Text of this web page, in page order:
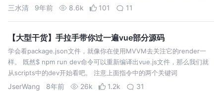
本文从 Vue SSR 实现开始，逐渐复盘整个事件。两周前就预告了要写一
三水清 9年前 8.6k 101 11
【大型干货】手拉手带你过一遍vue部分源码
学会看package.json文件，就像你在使用MVVM去关注它的render一
样。 既然$ npm run dev命令可以重新编译出vue.js文件，那么我们就
从scripts中的dev开始看吧。 注意上面指令中的两个关键词
scripts/config.js和web-full…
JserWang 8年前 26k 1.2k 31